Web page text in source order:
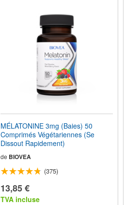
MÉLATONINE 3mg (Baies) 50
Comprimés Végétariennes (Se
Dissout Rapidement)
de BIOVEA
(375)
13,85 €
TVA incluse